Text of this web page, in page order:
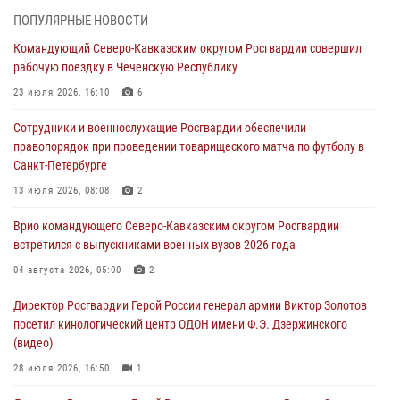
(видео)
Росгвардейцы провели занятие по стрелковой подготовке для
воспитанников Центра детского, юношеского туризма и
09 августа 2026, 05:00
В регионах Урала бойцам Росгвардии в зону СВО передали свежие
тиражи газет
Всероссийская ведомственная акции «Каникулы с Росгвардией
проходит в Сибири
ПОПУЛЯРНЫЕ НОВОСТИ
Командующий Северо-Кавказским округом Росгвардии совершил
рабочую поездку в Чеченскую Республику
23 июля 2026, 16:10 6
Сотрудники и военнослужащие Росгвардии обеспечили
правопорядок при проведении товарищеского матча по футболу в
Санкт-Петербурге
13 июля 2026, 08:08 2
Врио командующего Северо-Кавказским округом Росгвардии
встретился с выпускниками военных вузов 2026 года
04 августа 2026, 05:00 2
Директор Росгвардии Герой России генерал армии Виктор Золотов
посетил кинологический центр ОДОН имени Ф.Э. Дзержинского
(видео)
28 июля 2026, 16:50 1